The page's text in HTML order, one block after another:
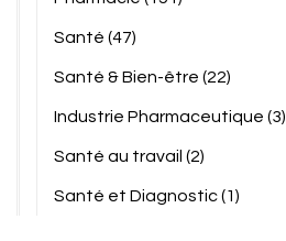
Santé (47)
Santé & Bien-être (22)
Industrie Pharmaceutique (3)
Santé au travail (2)
Santé et Diagnostic(1)